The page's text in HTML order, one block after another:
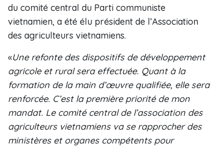
du comité central du Parti communiste
vietnamien, a été élu président de l’Association
des agriculteurs vietnamiens.
«Une refonte des dispositifs de développement
agricole et rural sera effectuée. Quant à la
formation de la main d’œuvre qualifiée, elle sera
renforcée. C’est la première priorité de mon
mandat. Le comité central de l’association des
agriculteurs vietnamiens va se rapprocher des
ministères et organes compétents pour